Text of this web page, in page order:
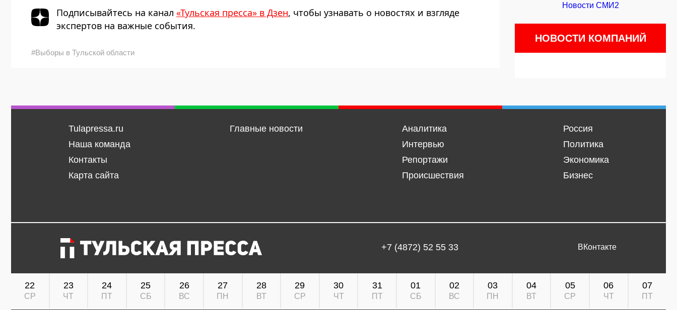
Подписывайтесь на канал «Тульская пресса» в Дзен, чтобы узнавать о новостях и взгляде
экспертов на важные события.
#Выборы в Тульской области
Новости СМИ2
НОВОСТИ КОМПАНИЙ
Tulapressa.ru
Наша команда
Контакты
Карта сайта
Главные новости
Аналитика
Интервью
Репортажи
Происшествия
Россия
Политика
Экономика
Бизнес
+7 (4872) 52 55 33 ВКонтакте
22
СР
23
ЧТ
24
ПТ
25
СБ
26
ВС
27
ПН
28
ВТ
29
СР
30
ЧТ
31
ПТ
01
СБ
02
ВС
03
ПН
04
ВТ
05
СР
06
ЧТ
07
ПТ